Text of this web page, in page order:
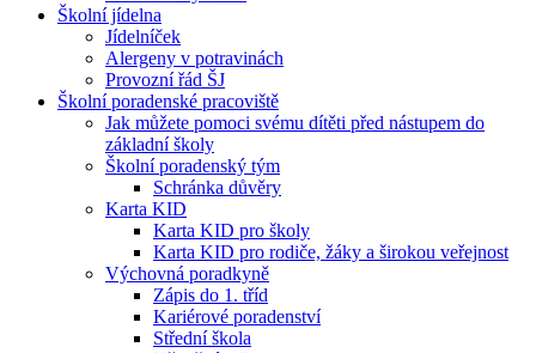
Školní jídelna
Jídelníček
Alergeny v potravinách
Provozní řád ŠJ
Školní poradenské pracoviště
Jak můžete pomoci svému dítěti před nástupem do
základní školy
Školní poradenský tým
Schránka důvěry
Karta KID
Karta KID pro školy
Karta KID pro rodiče, žáky a širokou veřejnost
Výchovná poradkyně
Zápis do 1. tříd
Kariérové poradenství
Střední škola